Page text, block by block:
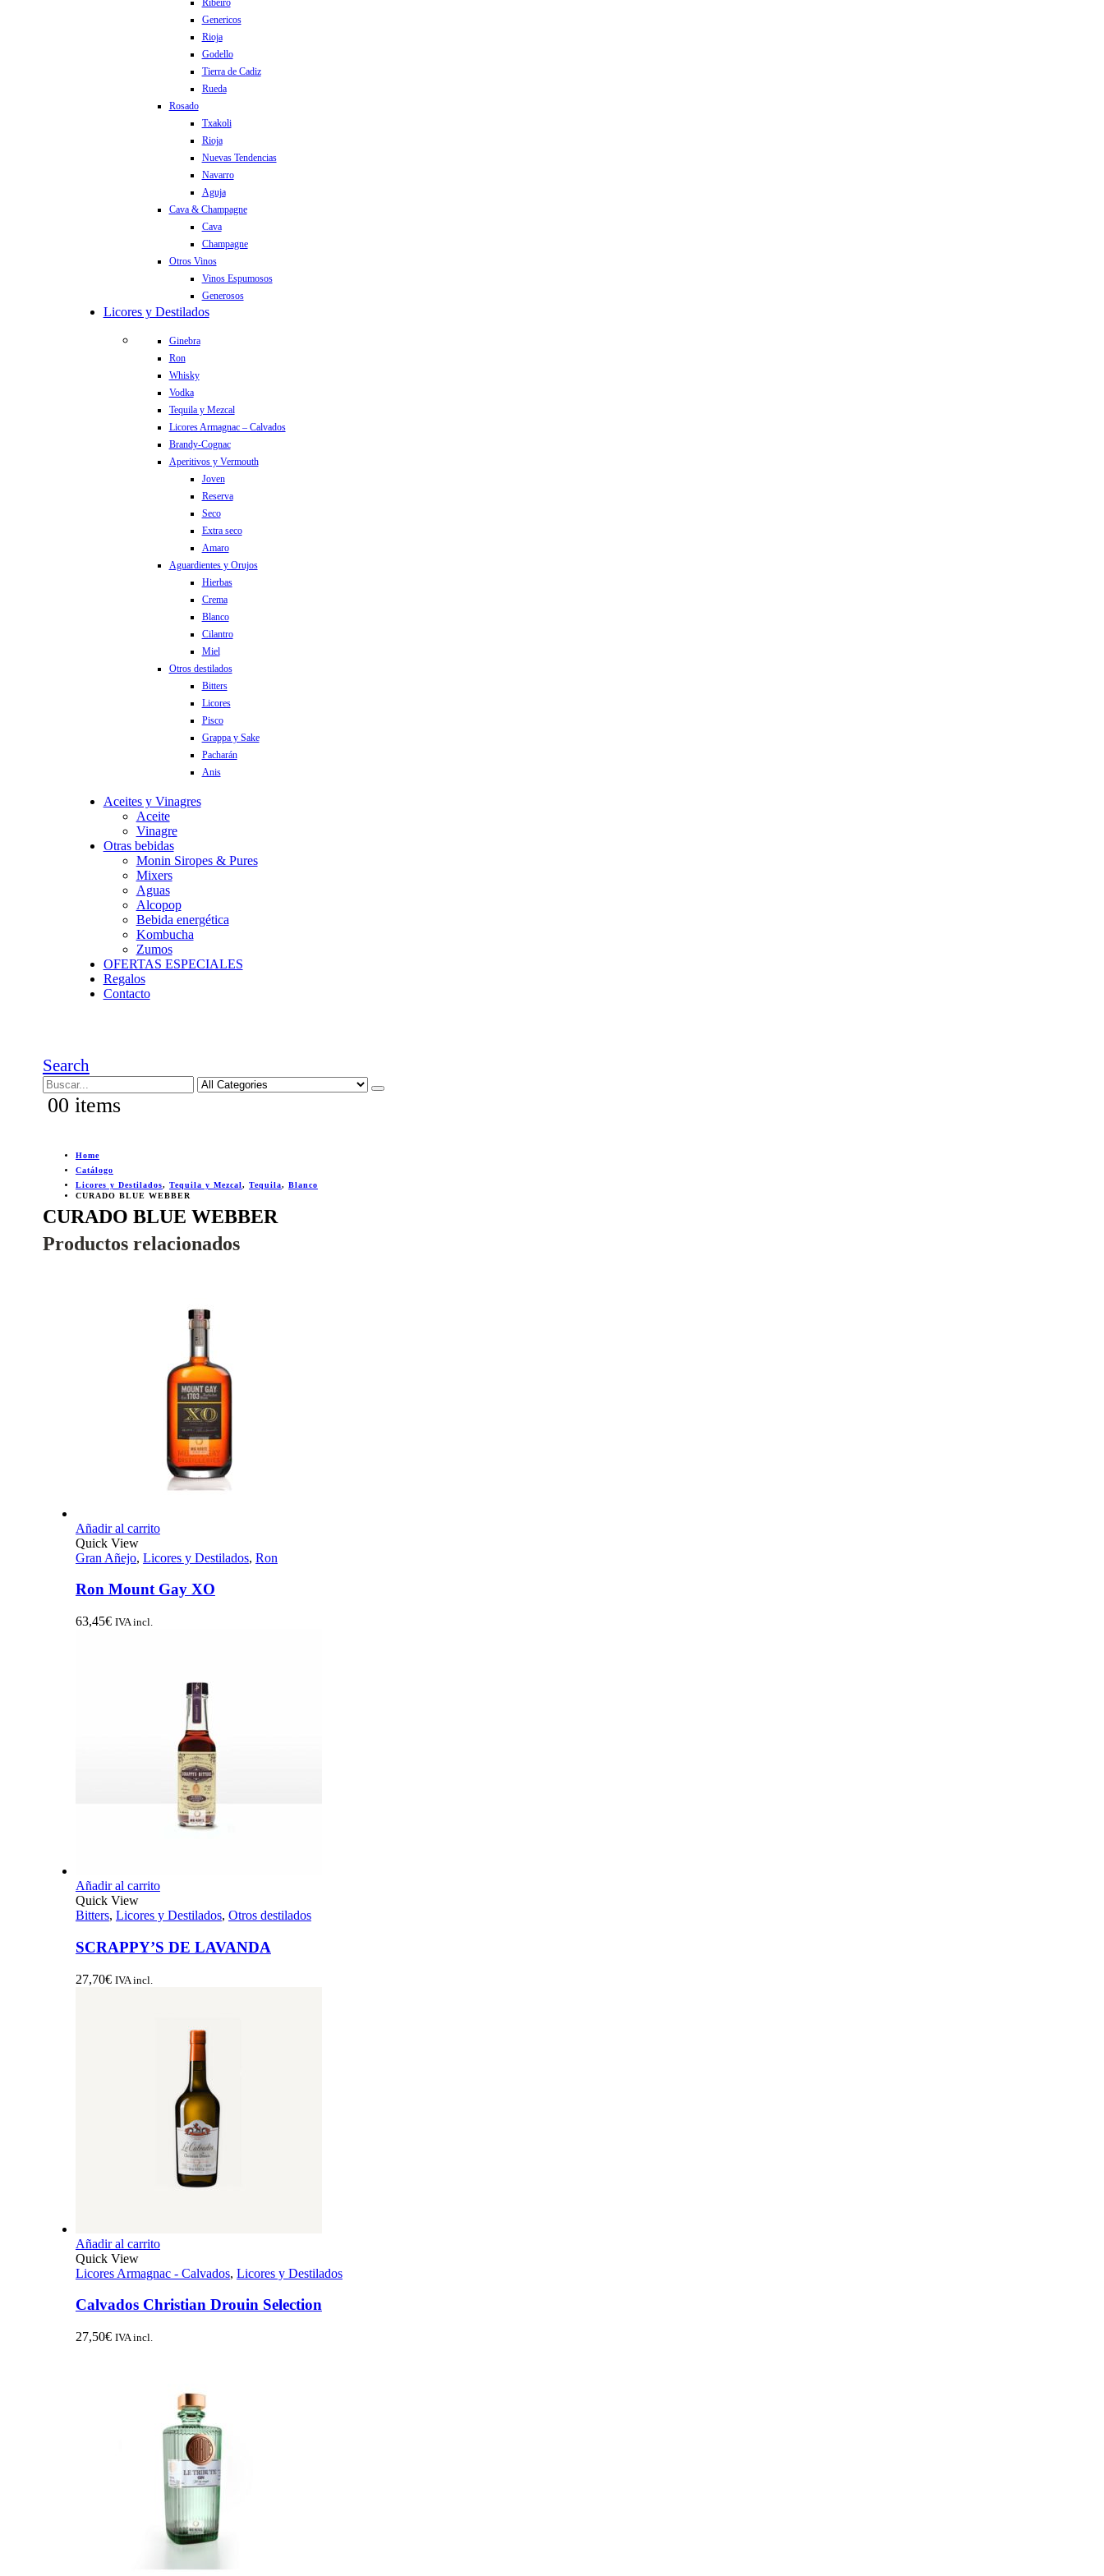
Ribeiro
Genericos
Rioja
Godello
Tierra de Cadiz
Rueda
Rosado
Txakoli
Rioja
Nuevas Tendencias
Navarro
Aguja
Cava & Champagne
Cava
Champagne
Otros Vinos
Vinos Espumosos
Generosos
Licores y Destilados
Ginebra
Ron
Whisky
Vodka
Tequila y Mezcal
Licores Armagnac – Calvados
Brandy-Cognac
Aperitivos y Vermouth
Joven
Reserva
Seco
Extra seco
Amaro
Aguardientes y Orujos
Hierbas
Crema
Blanco
Cilantro
Miel
Otros destilados
Bitters
Licores
Pisco
Grappa y Sake
Pacharán
Anis
Aceites y Vinagres
Aceite
Vinagre
Otras bebidas
Monin Siropes & Pures
Mixers
Aguas
Alcopop
Bebida energética
Kombucha
Zumos
OFERTAS ESPECIALES
Regalos
Contacto
Search
00 items
Home
Catálogo
Licores y Destilados, Tequila y Mezcal, Tequila, Blanco
CURADO BLUE WEBBER
CURADO BLUE WEBBER
Productos relacionados
Añadir al carrito
Quick View
Gran Añejo, Licores y Destilados, Ron
Ron Mount Gay XO
63,45€ IVA incl.
Añadir al carrito
Quick View
Bitters, Licores y Destilados, Otros destilados
SCRAPPY’S DE LAVANDA
27,70€ IVA incl.
Añadir al carrito
Quick View
Licores Armagnac - Calvados, Licores y Destilados
Calvados Christian Drouin Selection
27,50€ IVA incl.